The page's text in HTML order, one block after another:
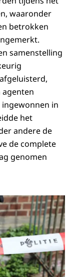
waaronder
betrokken
samenstelling
in
het
andere de
de complete
genomen